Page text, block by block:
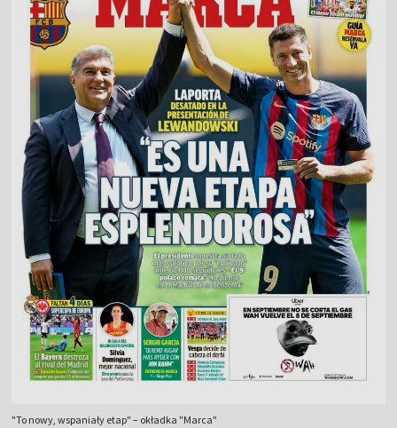
"To nowy, wspaniały etap" – okładka "Marca"